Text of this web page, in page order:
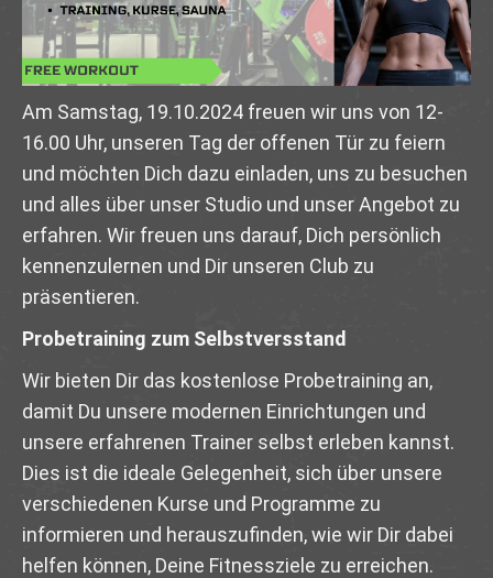
Am Samstag, 19.10.2024 freuen wir uns von 12-
16.00 Uhr, unseren Tag der offenen Tür zu feiern
und möchten Dich dazu einladen, uns zu besuchen
und alles über unser Studio und unser Angebot zu
erfahren. Wir freuen uns darauf, Dich persönlich
kennenzulernen und Dir unseren Club zu
präsentieren.
Probetraining zum Selbstversstand
Wir bieten Dir das kostenlose Probetraining an,
damit Du unsere modernen Einrichtungen und
unsere erfahrenen Trainer selbst erleben kannst.
Dies ist die ideale Gelegenheit, sich über unsere
verschiedenen Kurse und Programme zu
informieren und herauszufinden, wie wir Dir dabei
helfen können, Deine Fitnessziele zu erreichen.